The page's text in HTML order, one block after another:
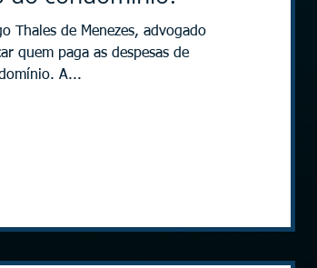
Thales de Menezes, advogado
quem paga as despesas de
A...